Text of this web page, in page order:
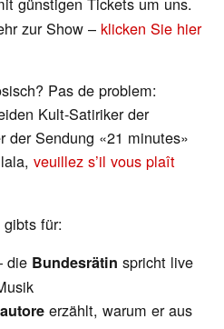
zur Show – klicken Sie hier
Pas de problem:
Kult-Satiriker der
der Sendung «21 minutes»
lala,veuillez s’il vous plaît
für:
die Bundesrätin spricht live
erzählt, warum er aus